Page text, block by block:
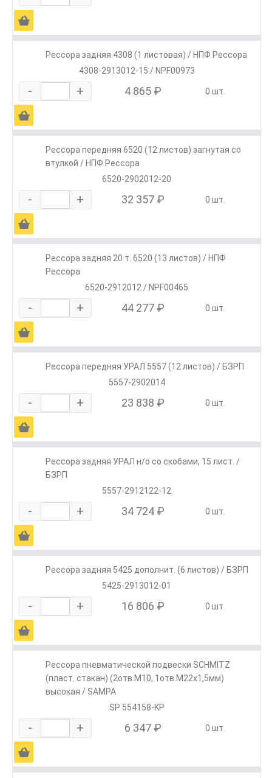
Ä
Рессора задняя 4308 (1 листовая) / НПФ Рессора
4308-2913012-15 / NPF00973
- + 4 865 ₽ 0 шт.
Ä
Рессора передняя 6520 (12 листов) загнутая со
втулкой / НПФ Рессора
6520-2902012-20
- + 32 357 ₽ 0 шт.
Ä
Рессора задняя 20 т. 6520 (13 листов) / НПФ
Рессора
6520-2912012 / NPF00465
- + 44 277 ₽ 0 шт.
Ä
Рессора передняя УРАЛ 5557 (12 листов) / БЗРП
5557-2902014
- + 23 838 ₽ 0 шт.
Ä
Рессора задняя УРАЛ н/о со скобами, 15 лист. /
БЗРП
5557-2912122-12
- + 34 724 ₽ 0 шт.
Ä
Рессора задняя 5425 дополнит. (6 листов) / БЗРП
5425-2913012-01
- + 16 806 ₽ 0 шт.
Ä
Рессора пневматической подвески SCHMITZ
(пласт. стакан) (2отв.M10, 1отв.M22х1,5мм)
высокая / SAMPA
SP 554158-KP
- + 6 347 ₽ 0 шт.
Ä